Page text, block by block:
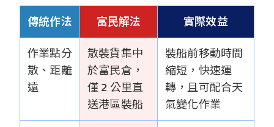
傳統作法 富民解法
實際效益
作業點分
散、距離
遠
散裝貨集中
於富民倉，
僅 2 公里直
送港區裝船
裝船前移動時間
縮短，快速運
轉，且可配合天
氣變化作業